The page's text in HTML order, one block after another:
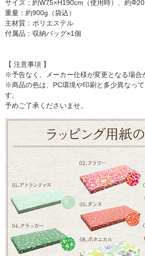
サイズ：約W75×H190cm（使用時）、約
重量：約900g（袋込）
主材質：ポリエステル
付属品：収納バッグ×1個
【 注意事項 】
※予告なく、メーカー仕様が変更となる場合
※商品の色は、PC環境や印刷と多少異なっ
す。
予めご了承くださいませ。